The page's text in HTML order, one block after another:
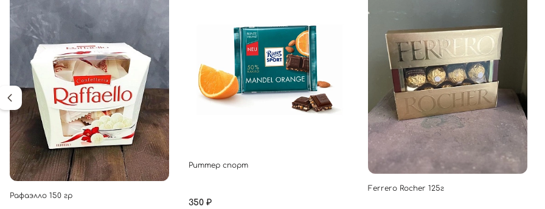
Рафаэлло 150 гр
Риттер спорт
350 ₽
Ferrero Rocher 125г